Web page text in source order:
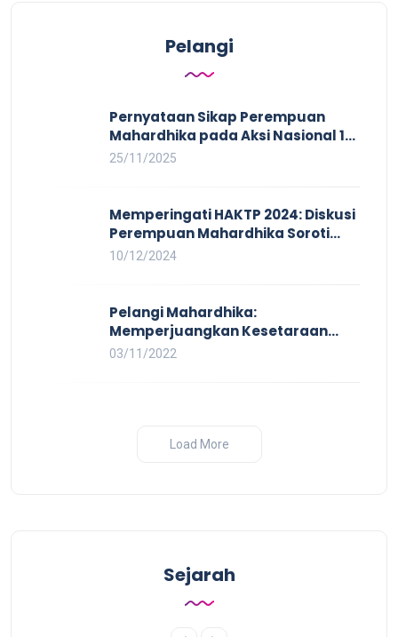
Pelangi
Pernyataan Sikap Perempuan
Mahardhika pada Aksi Nasional 16
HAKTP 2025 Kerja Layak dan Bebas
25/11/2025
Memperingati HAKTP 2024: Diskusi
Perempuan Mahardhika Soroti
Kerja Layak yang Inklusif bagi
10/12/2024
Pelangi Mahardhika:
Memperjuangkan Kesetaraan
untuk Pekerja LBTQ
03/11/2022
Load More
Sejarah